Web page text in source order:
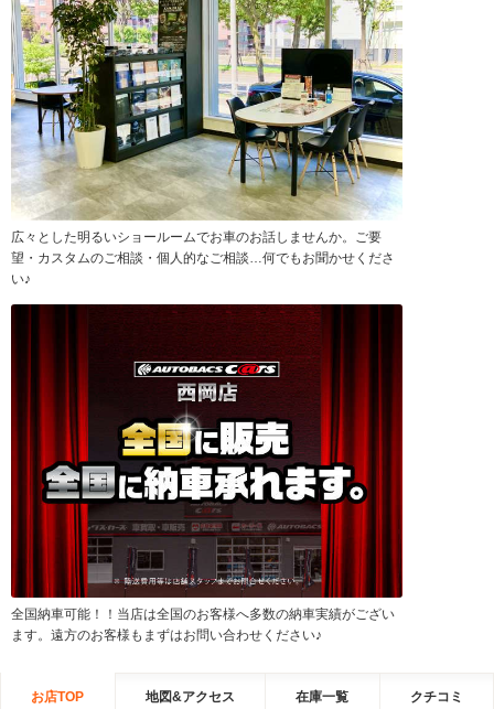
広々とした明るいショールームでお車のお話しませんか。ご要
望・カスタムのご相談・個人的なご相談…何でもお聞かせくださ
い♪
全国納車可能！！当店は全国のお客様へ多数の納車実績がござい
ます。遠方のお客様もまずはお問い合わせください♪
お店TOP 地図&アクセス 在庫一覧 クチコミ